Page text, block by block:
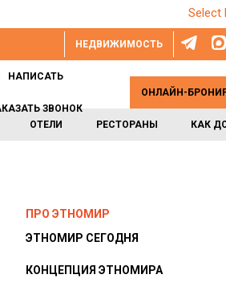
Select
НЕДВИЖИМОСТЬ
ОТЕЛИ РЕСТОРАНЫ КАК
НАПИСАТЬ
ЗВОНОК
ОНЛАЙН-
ПРО ЭТНОМИР
ЭТНОМИР СЕГОДНЯ
КОНЦЕПЦИЯ ЭТНОМИРА